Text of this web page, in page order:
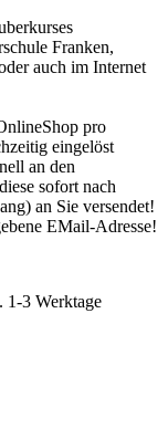
Franken,
auch im Internet
pro
eingelöst
an den
sofort nach
an Sie versendet!
EMail-Adresse!
1-3 Werktage